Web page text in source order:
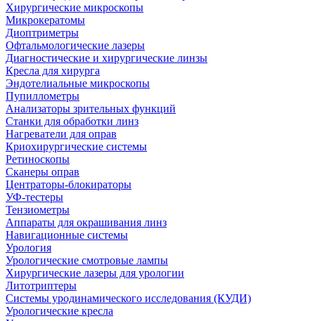
Хирургические микроскопы
Микрокератомы
Диоптриметры
Офтальмологические лазеры
Диагностические и хирургические линзы
Кресла для хирурга
Эндотелиальные микроскопы
Пупиллометры
Анализаторы зрительных функций
Станки для обработки линз
Нагреватели для оправ
Криохирургические системы
Ретиноскопы
Сканеры оправ
Центраторы-блокираторы
УФ-тестеры
Тензиометры
Аппараты для окрашивания линз
Навигационные системы
Урология
Урологические смотровые лампы
Хирургические лазеры для урологии
Литотриптеры
Системы уродинамического исследования (КУДИ)
Урологические кресла